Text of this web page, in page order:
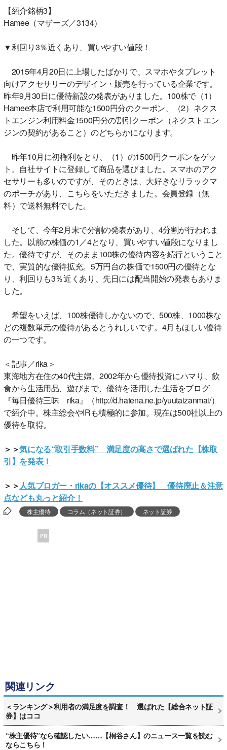
【紹介銘柄3】
Hamee（マザーズ／3134）
▼利回り3％近くあり、買いやすい値段！
2015年4月20日に上場したばかりで、スマホやタブレット
向けアクセサリーのデザイン・販売を行っている企業です。
昨年9月30日に優待新設の発表がありました。100株で（1）
Hamee本店で利用可能な1500円分のクーポン、（2）ネクス
トエンジン利用料金1500円分の割引クーポン（ネクストエン
ジンの契約があること）のどちらかになります。
昨年10月に初権利をとり、（1）の1500円クーポンをゲッ
ト。自社サイトに登録して商品を選びました。スマホのアク
セサリーも多いのですが、そのときは、大好きなリラックマ
のポーチがあり、こちらをいただきました。会員登録（無
料）で送料無料でした。
そして、今年2月末で分割の発表があり、4分割が行われま
した。以前の株価の1／4となり、買いやすい値段になりまし
た。優待ですが、そのまま100株の優待内容を続行ということ
で、実質的な優待拡充。5万円台の株価で1500円の優待とな
り、利回りも3％近くあり、先日には配当開始の発表もありま
した。
希望をいえば、100株優待しかないので、500株、1000株な
どの複数単元の優待があるとうれしいです。4月もほしい優待
の一つです。
＜記事／rika＞
東海地方在住の40代主婦。2002年から優待投資にハマり、飲
食から生活用品、遊びまで、優待を活用した生活をブログ
『毎日優待三昧 rika』（http://d.hatena.ne.jp/yuutaizanmai/）
で紹介中。株主総会やIRも積極的に参加。現在は500社以上の
優待を取得。
＞＞気になる“取引手数料” 満足度の高さで選ばれた【株取
引】を発表！
＞＞人気ブロガー・rikaの【オススメ優待】 優待廃止＆注意
点なども丸っと紹介！
株主優待 コラム（ネット証券） ネット証券
PR
関連リンク
＜ランキング＞利用者の満足度を調査！ 選ばれた【総合ネット証
券】はココ
“株主優待”なら確認したい……【桐谷さん】のニュース一覧を読む
ならこちら！